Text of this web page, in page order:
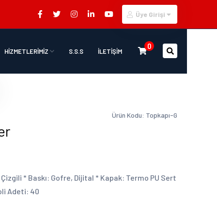
Üye Girişi
HİZMETLERİMİZ S.S.S İLETİŞİM
0
Ürün Kodu: Topkapı-G
* Baskı: Gofre, Dijital * Kapak: Termo PU Sert
Adeti: 40